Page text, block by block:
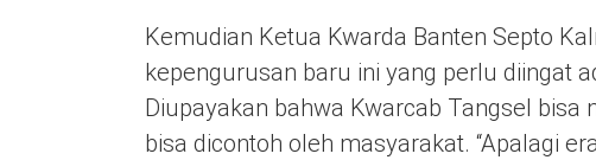
Kemudian Ketua Kwarda Banten Septo
kepengurusan baru ini yang perlu diingat
Diupayakan bahwa Kwarcab Tangsel
bisa dicontoh oleh masyarakat. “Apalagi